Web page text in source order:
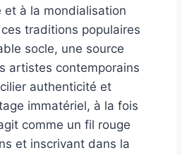
et à la mondialisation
traditions populaires
socle, une source
artistes contemporains
authenticité et
immatériel, à la fois
comme un fil rouge
et inscrivant dans la